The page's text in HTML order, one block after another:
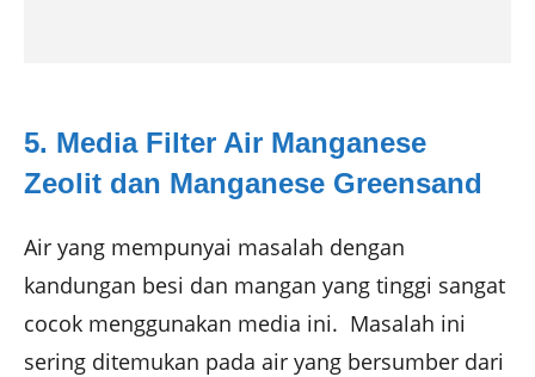
5. Media Filter Air Manganese
Zeolit dan Manganese Greensand
Air yang mempunyai masalah dengan
kandungan besi dan mangan yang tinggi sangat
cocok menggunakan media ini. Masalah ini
sering ditemukan pada air yang bersumber dari